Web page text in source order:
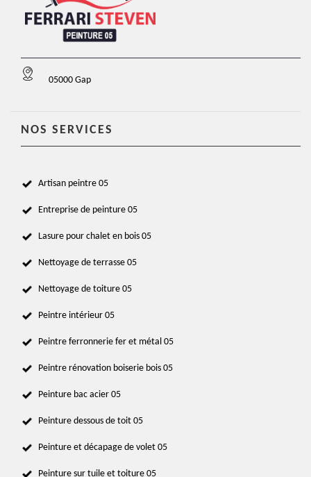
05000 Gap
NOS SERVICES
Artisan peintre 05
Entreprise de peinture 05
Lasure pour chalet en bois 05
Nettoyage de terrasse 05
Nettoyage de toiture 05
Peintre intérieur 05
Peintre ferronnerie fer et métal 05
Peintre rénovation boiserie bois 05
Peinture bac acier 05
Peinture dessous de toit 05
Peinture et décapage de volet 05
Peinture sur tuile et toiture 05